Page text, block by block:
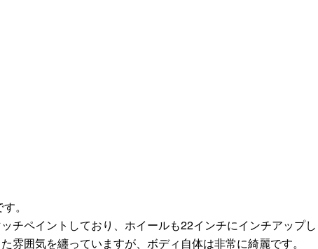
。
チペイントしており、ホイールも22インチにインチアップし
囲気を纏っていますが、ボディ自体は非常に綺麗です。